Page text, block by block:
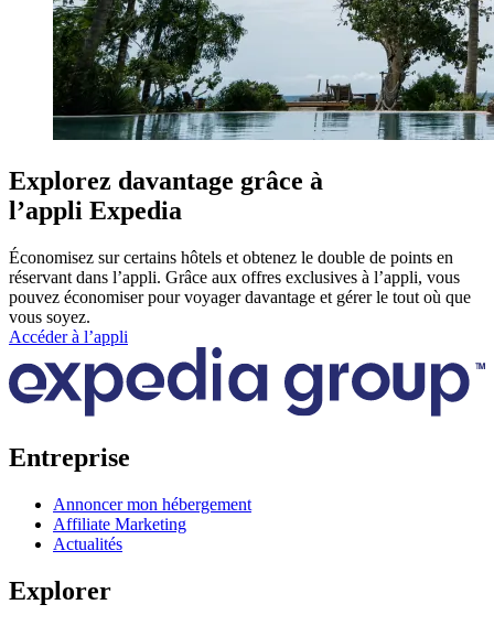
Explorez davantage grâce à
l’appli Expedia
Économisez sur certains hôtels et obtenez le double de points en
réservant dans l’appli. Grâce aux offres exclusives à l’appli, vous
pouvez économiser pour voyager davantage et gérer le tout où que
vous soyez.
Accéder à l’appli
Entreprise
Annoncer mon hébergement
Affiliate Marketing
Actualités
Explorer